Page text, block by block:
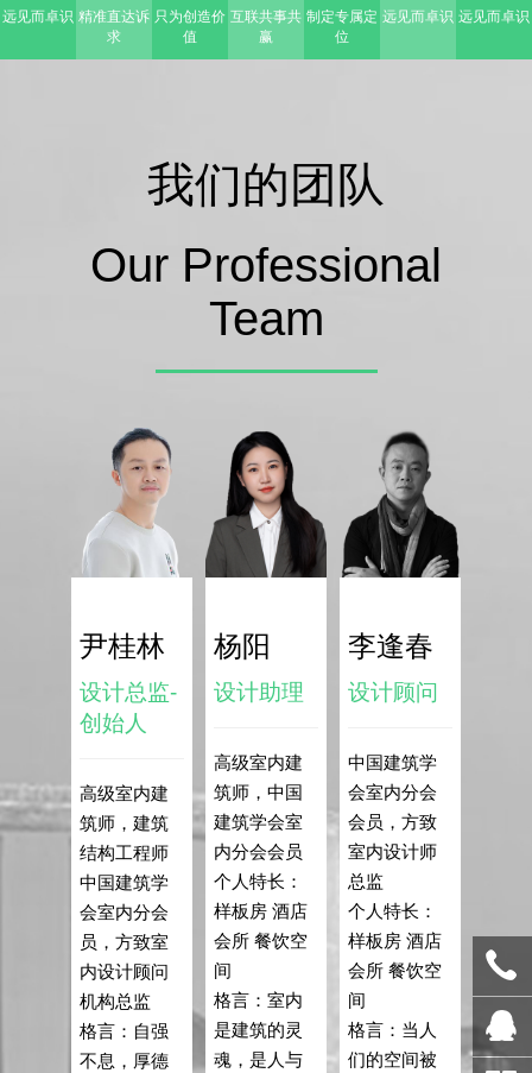
远见而卓识 精准直达诉
求
只为创造价
值
互联共事共
赢
制定专属定
位
远见而卓识 远见而卓识
我们的团队
Our Professional
Team
尹桂林
设计总监-
创始人
高级室内建
筑师，建筑
结构工程师
中国建筑学
会室内分会
员，方致室
内设计顾问
机构总监
格言：自强
不息，厚德
杨阳
设计助理
高级室内建
筑师，中国
建筑学会室
内分会会员
个人特长：
样板房 酒店
会所 餐饮空
间
格言：室内
是建筑的灵
魂，是人与
李逢春
设计顾问
中国建筑学
会室内分会
会员，方致
室内设计师
总监
个人特长：
样板房 酒店
会所 餐饮空
间
格言：当人
们的空间被